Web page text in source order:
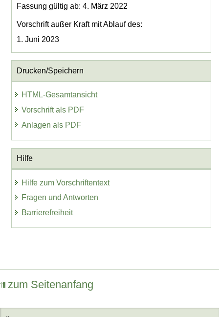
Fassung gültig ab: 4. März 2022
Vorschrift außer Kraft mit Ablauf des:
1. Juni 2023
Drucken/Speichern
HTML-Gesamtansicht
Vorschrift als PDF
Anlagen als PDF
Hilfe
Hilfe zum Vorschriftentext
Fragen und Antworten
Barrierefreiheit
zum Seitenanfang